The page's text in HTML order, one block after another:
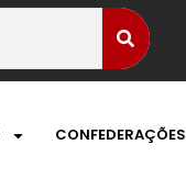
CONFEDERAÇÕES